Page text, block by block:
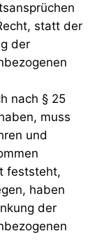
statt der
der
nach § 25
muss
und
feststeht,
haben
der